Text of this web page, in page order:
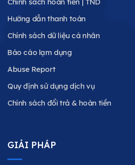
Hướng dẫn thanh toán
Chính sách dữ liệu cá nhân
Báo cáo lạm dụng
Abuse Report
Quy định sử dụng dịch vụ
Chính sách đổi trả & hoàn tiền
GIẢI PHÁP